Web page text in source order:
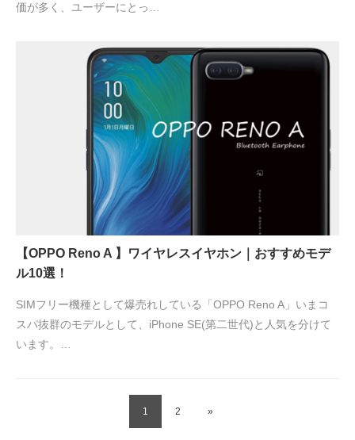
価が多く、ユーザーにとっ…
【OPPO Reno A 】ワイヤレスイヤホン｜おすすめモデ
ル10選！
SIMフリー機種として爆売れしている「OPPO Reno A」いまコ
スパ抜群のモデルとして、iPhone SE(第二世代)と人気を分けて
います。…
1 2 »